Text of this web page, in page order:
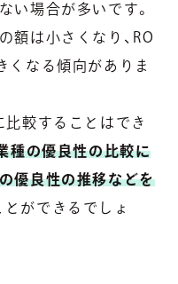
い場合が多いです。
額は小さくなり、RO
くなる傾向がありま
比較することはでき
種の優良性の比較に
優良性の推移などを
とができるでしょ